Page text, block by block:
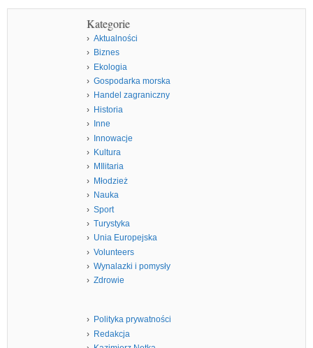
Kategorie
Aktualności
Biznes
Ekologia
Gospodarka morska
Handel zagraniczny
Historia
Inne
Innowacje
Kultura
MIlitaria
Młodzież
Nauka
Sport
Turystyka
Unia Europejska
Volunteers
Wynalazki i pomysły
Zdrowie
Polityka prywatności
Redakcja